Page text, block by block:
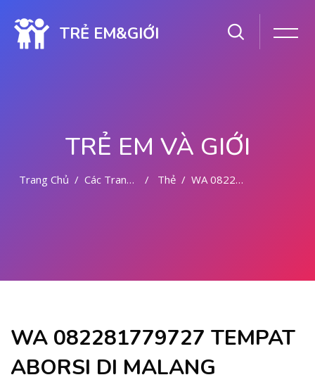
TRẺ EM&GIỚI
TRẺ EM VÀ GIỚI
Trang Chủ Các Trang Của Hệ Thống Thẻ WA 082281779727 TEMPAT ABORSI DI MALANG
WA 082281779727 TEMPAT
ABORSI DI MALANG